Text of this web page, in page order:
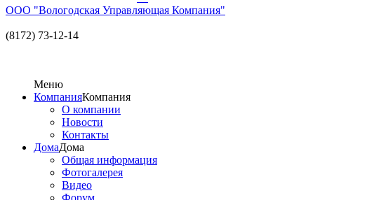
ООО "Вологодская Управляющая Компания"
(8172) 73-12-14
Меню
КомпанияКомпания
О компании
Новости
Контакты
ДомаДома
Общая информация
Фотогалерея
Видео
Форум